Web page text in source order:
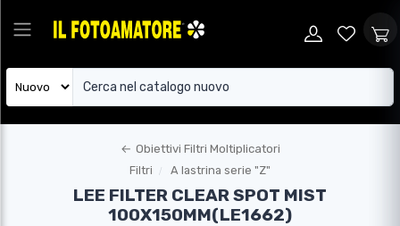
← Obiettivi Filtri Moltiplicatori
Filtri
A lastrina serie "Z"
LEE FILTER CLEAR SPOT MIST
100X150MM(LE1662)